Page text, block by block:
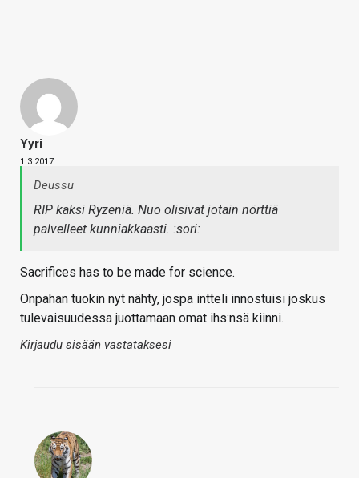
Yyri
1.3.2017
Deussu
RIP kaksi Ryzeniä. Nuo olisivat jotain nörttiä
palvelleet kunniakkaasti. :sori:
Sacrifices has to be made for science.
Onpahan tuokin nyt nähty, jospa intteli innostuisi joskus
tulevaisuudessa juottamaan omat ihs:nsä kiinni.
Kirjaudu sisään vastataksesi